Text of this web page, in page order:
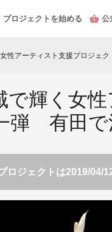
プロジェクトを始める 公
性アーティスト支援プロジェ
で輝く女
弾 有田で
ロジェクトは2019/04/